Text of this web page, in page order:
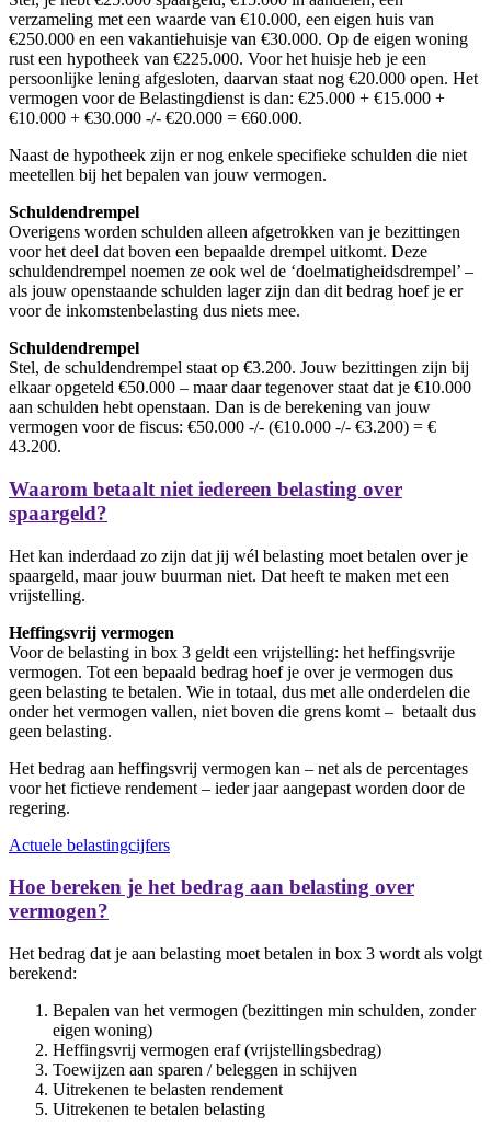
verzameling met een waarde van €10.000, een eigen huis van
€250.000 en een vakantiehuisje van €30.000. Op de eigen woning
rust een hypotheek van €225.000. Voor het huisje heb je een
persoonlijke lening afgesloten, daarvan staat nog €20.000 open. Het
vermogen voor de Belastingdienst is dan: €25.000 + €15.000 +
€10.000 + €30.000 -/- €20.000 = €60.000.
Naast de hypotheek zijn er nog enkele specifieke schulden die niet
meetellen bij het bepalen van jouw vermogen.
Schuldendrempel
Overigens worden schulden alleen afgetrokken van je bezittingen
voor het deel dat boven een bepaalde drempel uitkomt. Deze
schuldendrempel noemen ze ook wel de ‘doelmatigheidsdrempel’ –
als jouw openstaande schulden lager zijn dan dit bedrag hoef je er
voor de inkomstenbelasting dus niets mee.
Schuldendrempel
Stel, de schuldendrempel staat op €3.200. Jouw bezittingen zijn bij
elkaar opgeteld €50.000 – maar daar tegenover staat dat je €10.000
aan schulden hebt openstaan. Dan is de berekening van jouw
vermogen voor de fiscus: €50.000 -/- (€10.000 -/- €3.200) = €
43.200.
Waarom betaalt niet iedereen belasting over
spaargeld?
Het kan inderdaad zo zijn dat jij wél belasting moet betalen over je
spaargeld, maar jouw buurman niet. Dat heeft te maken met een
vrijstelling.
Heffingsvrij vermogen
Voor de belasting in box 3 geldt een vrijstelling: het heffingsvrije
vermogen. Tot een bepaald bedrag hoef je over je vermogen dus
geen belasting te betalen. Wie in totaal, dus met alle onderdelen die
onder het vermogen vallen, niet boven die grens komt – betaalt dus
geen belasting.
Het bedrag aan heffingsvrij vermogen kan – net als de percentages
voor het fictieve rendement – ieder jaar aangepast worden door de
regering.
Actuele belastingcijfers
Hoe bereken je het bedrag aan belasting over
vermogen?
Het bedrag dat je aan belasting moet betalen in box 3 wordt als volgt
berekend:
Bepalen van het vermogen (bezittingen min schulden, zonder
eigen woning)
Heffingsvrij vermogen eraf (vrijstellingsbedrag)
Toewijzen aan sparen / beleggen in schijven
Uitrekenen te belasten rendement
Uitrekenen te betalen belasting